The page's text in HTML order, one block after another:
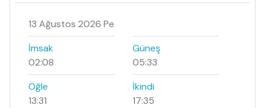
13 Ağustos 2026 Pe
İmsak
02:08
Güneş
05:33
Öğle
13:31
İkindi
17:35